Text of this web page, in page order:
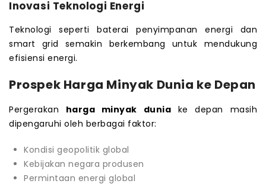
Inovasi Teknologi Energi
Teknologi seperti baterai penyimpanan energi dan
smart grid semakin berkembang untuk mendukung
efisiensi energi.
Prospek Harga Minyak Dunia ke Depan
Pergerakan harga minyak dunia ke depan masih
dipengaruhi oleh berbagai faktor:
Kondisi geopolitik global
Kebijakan negara produsen
Permintaan energi global